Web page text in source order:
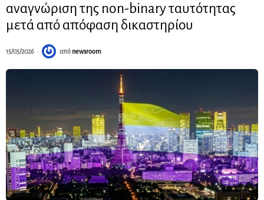
αναγνώριση της non-binary ταυτότητας
μετά από απόφαση δικαστηρίου
15/05/2026 από newsroom